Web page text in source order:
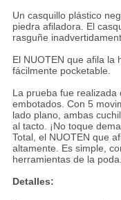
Un casquillo plástico
piedra afiladora. El
rasguñe
El NUOTEN que afila la
fácilmente pocketable.
La prueba fue
embotados. Con 5
lado plano, ambas
al tacto. ¡No toque
Total, el NUOTEN que
altamente. Es simple,
herramientas de la poda.
Detalles: